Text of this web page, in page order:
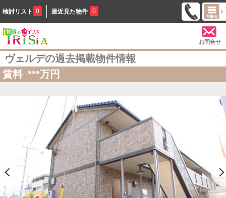
検討リスト 0 最近見た物件 0
お問合せ
ヴェルデの過去掲載物件情報
賃料 ***万円